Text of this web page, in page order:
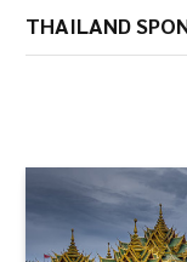
THAILAND